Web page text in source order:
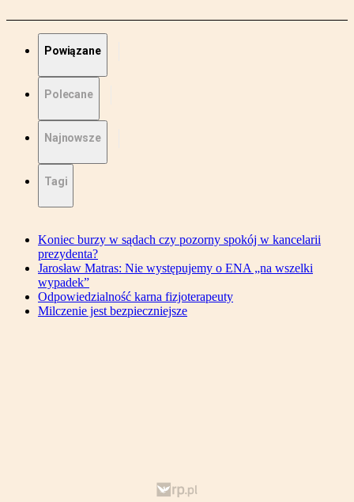
Powiązane
Polecane
Najnowsze
Tagi
Koniec burzy w sądach czy pozorny spokój w kancelarii
prezydenta?
Jarosław Matras: Nie występujemy o ENA „na wszelki
wypadek”
Odpowiedzialność karna fizjoterapeuty
Milczenie jest bezpieczniejsze